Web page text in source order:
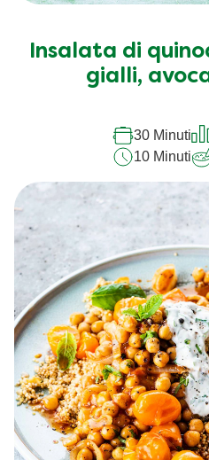
Insalata di
gialli,
30 Minuti
10 Minuti